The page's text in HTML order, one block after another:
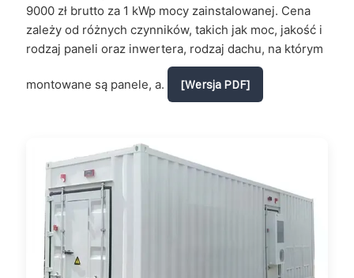
9000 zł brutto za 1 kWp mocy zainstalowanej. Cena
zależy od różnych czynników, takich jak moc, jakość i
rodzaj paneli oraz inwertera, rodzaj dachu, na którym
montowane są panele, a. [Wersja PDF]